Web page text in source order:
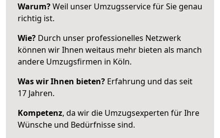
Warum?Weil unser Umzugsservice für Sie genau
richtig ist.
Wie? Durch unser professionelles Netzwerk
können wir Ihnen weitaus mehr bieten als manch
andere Umzugsfirmen in Köln.
Was wir Ihnen bieten? Erfahrung und das seit
17 Jahren.
Kompetenz, da wir die Umzugsexperten für Ihre
Wünsche und Bedürfnisse sind.